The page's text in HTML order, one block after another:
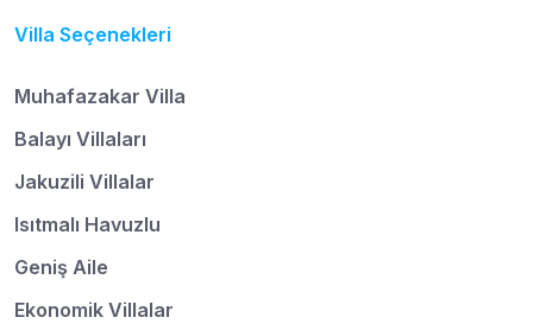
Villa Seçenekleri
Muhafazakar Villa
Balayı Villaları
Jakuzili Villalar
Isıtmalı Havuzlu
Geniş Aile
Ekonomik Villalar